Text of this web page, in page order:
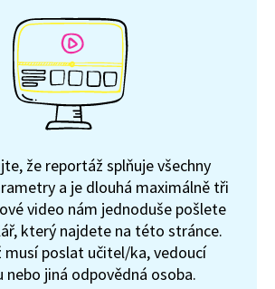
že reportáž splňuje všechny
a je dlouhá maximálně tři
video nám jednoduše pošlete
který najdete na této stránce.
musí poslat učitel/ka, vedoucí
nebo jiná odpovědná osoba.